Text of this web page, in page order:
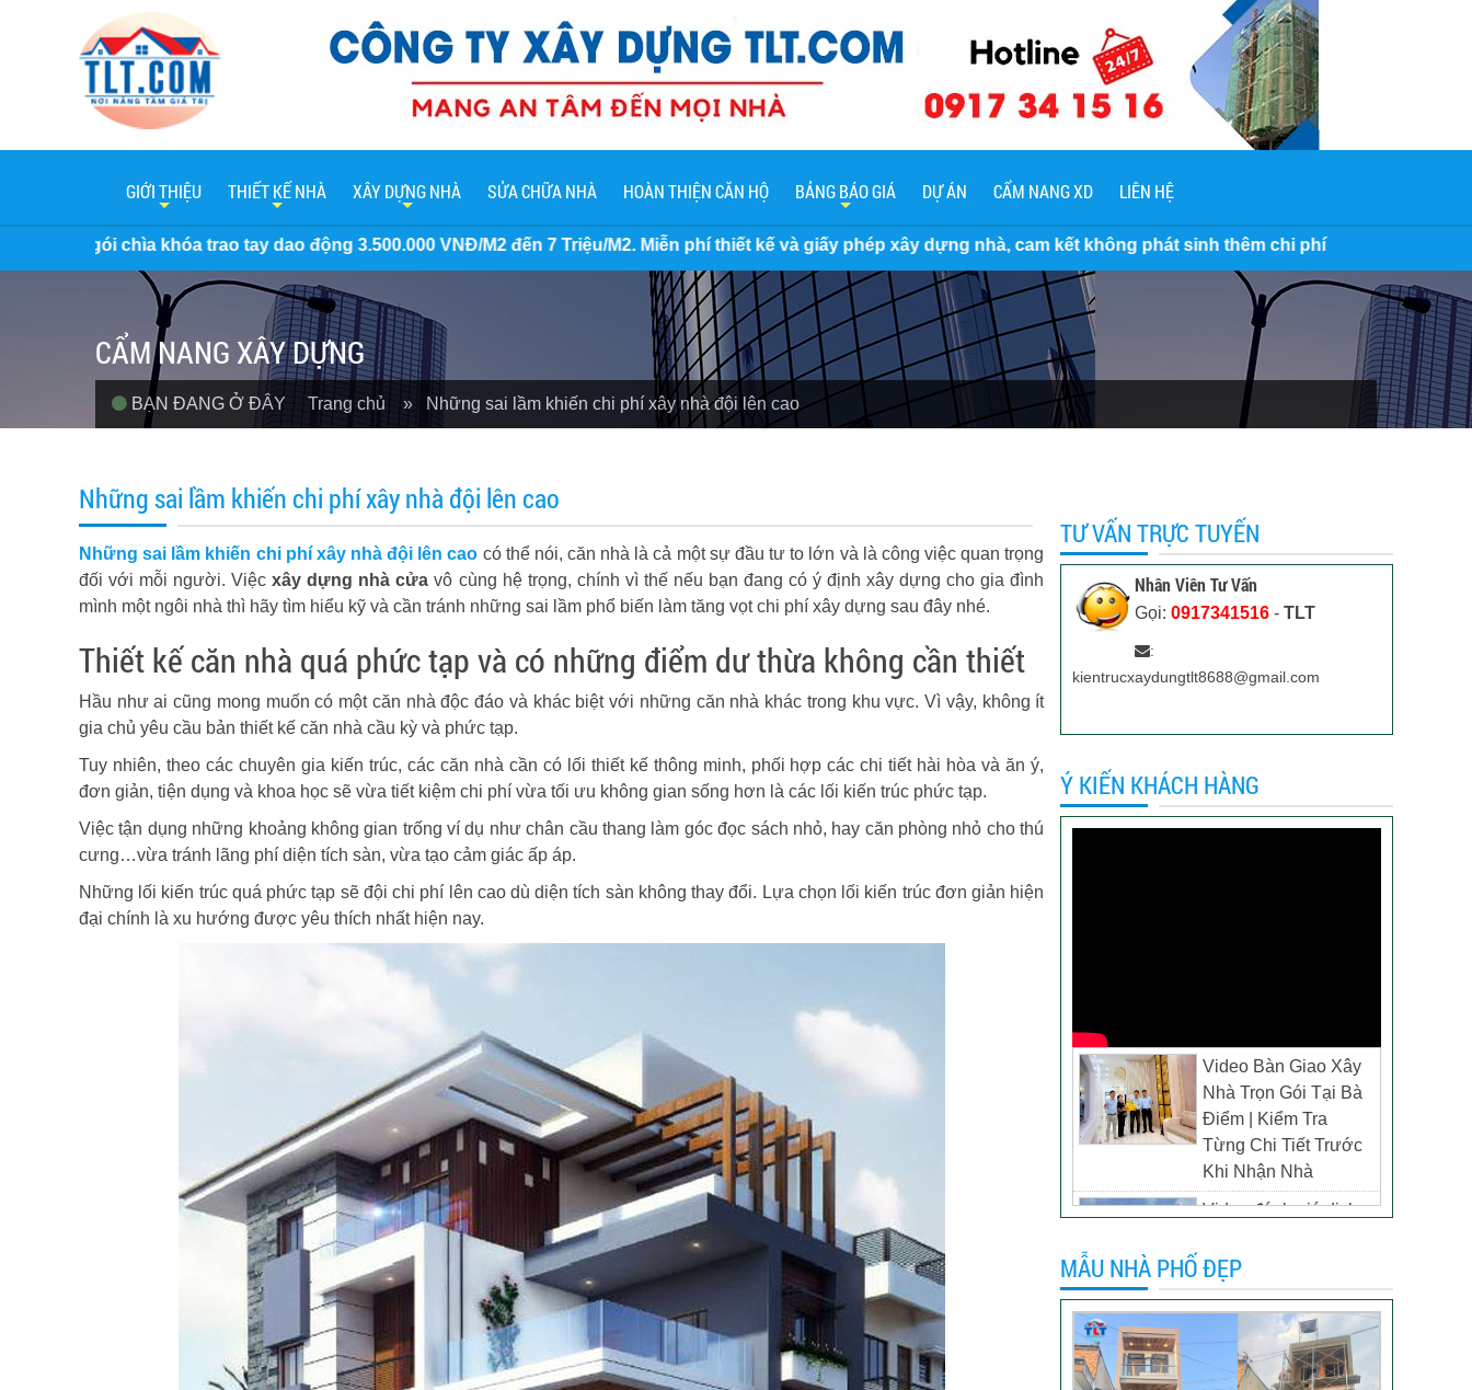
GIỚI THIỆU THIẾT KẾ NHÀ XÂY DỰNG NHÀ SỬA CHỮA NHÀ HOÀN THIỆN CĂN HỘ BẢNG BÁO GIÁ DỰ ÁN CẨM NANG XD LIÊN HỆ
trao tay dao động 3.500.000 VNĐ/M2 đến 7 Triệu/M2. Miễn phí thiết kế và giấy phép xây dựng nhà, cam kết không phát sinh thêm chi phí
CẨM NANG XÂY DỰNG
BẠN ĐANG Ở ĐÂY Trang chủ » Những sai lầm khiến chi phí xây nhà đội lên cao
Những sai lầm khiến chi phí xây nhà đội lên cao
Những sai lầm khiến chi phí xây nhà đội lên cao có thể nói, căn nhà là cả một sự đầu tư to lớn và là công việc quan trọng
đối với mỗi người. Việcxây dựng nhà cửa vô cùng hệ trọng, chính vì thế nếu bạn đang có ý định xây dựng cho gia đình
mình một ngôi nhà thì hãy tìm hiểu kỹ và cần tránh những sai lầm phổ biến làm tăng vọt chi phí xây dựng sau đây nhé.
Thiết kế căn nhà quá phức tạp và có những điểm dư thừa không cần thiết
Hầu như ai cũng mong muốn có một căn nhà độc đáo và khác biệt với những căn nhà khác trong khu vực. Vì vậy, không ít
gia chủ yêu cầu bản thiết kế căn nhà cầu kỳ và phức tạp.
Tuy nhiên, theo các chuyên gia kiến trúc, các căn nhà cần có lối thiết kế thông minh, phối hợp các chi tiết hài hòa và ăn ý,
đơn giản, tiện dụng và khoa học sẽ vừa tiết kiệm chi phí vừa tối ưu không gian sống hơn là các lối kiến trúc phức tạp.
Việc tận dụng những khoảng không gian trống ví dụ như chân cầu thang làm góc đọc sách nhỏ, hay căn phòng nhỏ cho thú
cưng…vừa tránh lãng phí diện tích sàn, vừa tạo cảm giác ấp áp.
Những lối kiến trúc quá phức tạp sẽ đội chi phí lên cao dù diện tích sàn không thay đổi. Lựa chọn lối kiến trúc đơn giản hiện
đại chính là xu hướng được yêu thích nhất hiện nay.
TƯ VẤN TRỰC TUYẾN
Nhân Viên Tư Vấn
Gọi: 0917341516- TLT
:
kientrucxaydungtlt8688@gmail.com
Ý KIẾN KHÁCH HÀNG
Video Bàn Giao Xây
Nhà Trọn Gói Tại Bà
Điểm | Kiểm Tra
Từng Chi Tiết Trước
Khi Nhận Nhà
Video đánh giá dịch
Tân Uyên, Bình
Dương – Chủ đầu tư
anh Thương
Khách hàng đánh giá
dịch vụ xây dựng của
MẪU NHÀ PHỐ ĐẸP